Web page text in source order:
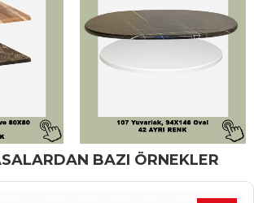
BAZI ÖRNEKLER